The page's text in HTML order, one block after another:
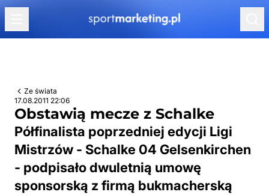
Przejdź do treści
Ze świata
17.08.2011 22:06
Obstawią mecze z Schalke
Półfinalista poprzedniej edycji Ligi
Mistrzów - Schalke 04 Gelsenkirchen
- podpisało dwuletnią umowę
sponsorską z firmą bukmacherską